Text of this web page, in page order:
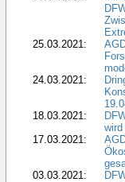
25.03.2021:
24.03.2021:
18.03.2021:
17.03.2021:
03.03.2021: